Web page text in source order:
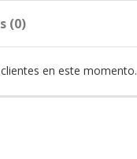
(0)
en este momento.